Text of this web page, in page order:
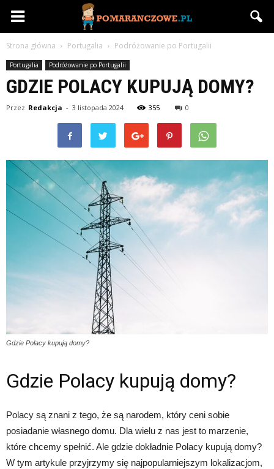
Pomaranczowe.pl
Strona główna Portugalia Podróżowanie po Portugalii
Portugalia Podróżowanie po Portugalii
GDZIE POLACY KUPUJĄ DOMY?
Przez Redakcja - 3 listopada 2024 355 0
Gdzie Polacy kupują domy?
Gdzie Polacy kupują domy?
Polacy są znani z tego, że są narodem, który ceni sobie
posiadanie własnego domu. Dla wielu z nas jest to marzenie,
które chcemy spełnić. Ale gdzie dokładnie Polacy kupują domy?
W tym artykule przyjrzymy się najpopularniejszym lokalizacjom,